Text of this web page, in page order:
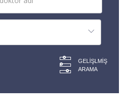
GELIŞLMIŞ
ARAMA